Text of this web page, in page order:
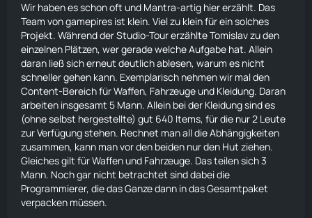
Wir haben es schon oft und Mantra-artig hier erzählt. Das
Team von gamepires ist klein. Viel zu klein für ein solches
Projekt. Während der Studio-Tour erzählte Tomislav zu den
einzelnen Plätzen, wer gerade welche Aufgabe hat. Allein
daran ließ sich erneut deutlich ablesen, warum es nicht
schneller gehen kann. Exemplarisch nehmen wir mal den
Content-Bereich für Waffen, Fahrzeuge und Kleidung. Daran
arbeiten insgesamt 5 Mann. Allein bei der Kleidung sind es
(ohne selbst hergestellte) gut 640 Items, für die nur 2 Leute
zur Verfügung stehen. Rechnet man all die Abhängigkeiten
zusammen, kann man vor den beiden nur den Hut ziehen.
Gleiches gilt für Waffen und Fahrzeuge. Das teilen sich 3
Mann. Noch gar nicht betrachtet sind dabei die
Programmierer, die das Ganze dann in das Gesamtpaket
verpacken müssen.